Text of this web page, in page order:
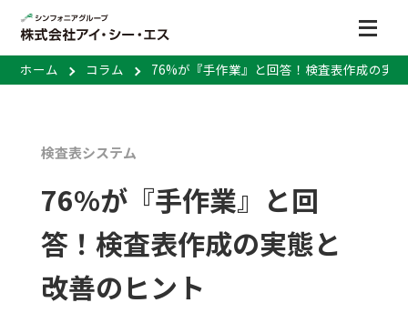
ホーム コラム 76%が『手作業』と回答！検査表作成の実
検査表システム
76%が『手作業』と回
答！検査表作成の実態と
改善のヒント